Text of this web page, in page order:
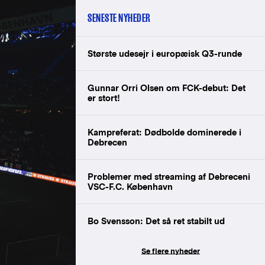
SENESTE NYHEDER
Største udesejr i europæisk Q3-runde
Gunnar Orri Olsen om FCK-debut: Det
er stort!
Kampreferat: Dødbolde dominerede i
Debrecen
Problemer med streaming af Debreceni
VSC-F.C. København
Bo Svensson: Det så ret stabilt ud
Se flere nyheder